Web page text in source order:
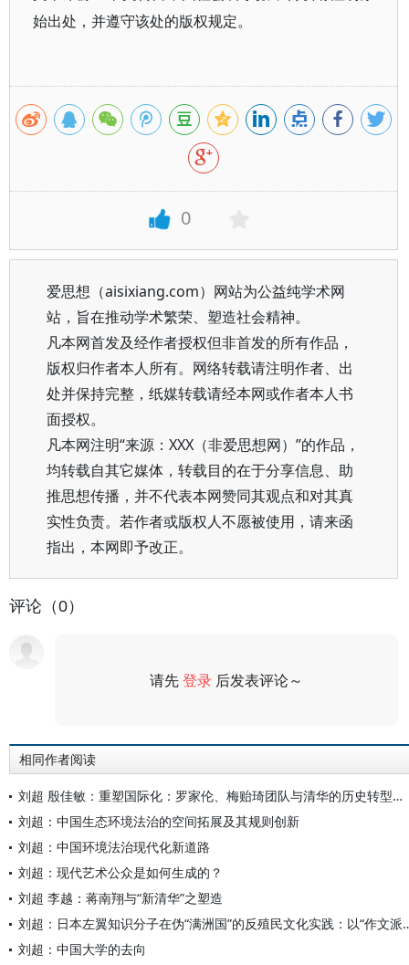
始出处，并遵守该处的版权规定。
0
爱思想（aisixiang.com）网站为公益纯学术网
站，旨在推动学术繁荣、塑造社会精神。
凡本网首发及经作者授权但非首发的所有作品，
版权归作者本人所有。网络转载请注明作者、出
处并保持完整，纸媒转载请经本网或作者本人书
面授权。
凡本网注明“来源：XXX（非爱思想网）”的作品，
均转载自其它媒体，转载目的在于分享信息、助
推思想传播，并不代表本网赞同其观点和对其真
实性负责。若作者或版权人不愿被使用，请来函
指出，本网即予改正。
评论（0）
请先登录 后发表评论～
相同作者阅读
刘超 殷佳敏：重塑国际化：罗家伦、梅贻琦团队与清华的历史转型——近代教育中国化的经典案例
刘超：中国生态环境法治的空间拓展及其规则创新
刘超：中国环境法治现代化新道路
刘超：现代艺术公众是如何生成的？
刘超 李越：蒋南翔与“新清华”之塑造
刘超：日本左翼知识分子
刘超：中国大学的去向